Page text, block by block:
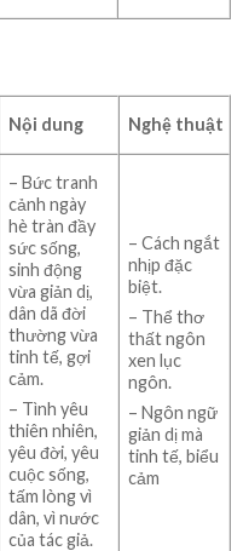
Nội dung Nghệ thuật
– Bức tranh
cảnh ngày
hè tràn đầy
sức sống,
sinh động
vừa giản dị,
dân dã đời
thường vừa
tinh tế, gợi
cảm.
– Tình yêu
thiên nhiên,
yêu đời, yêu
cuộc sống,
tấm lòng vì
dân, vì nước
của tác giả.
– Cách ngắt
nhịp đặc
biệt.
– Thể thơ
thất ngôn
xen lục
ngôn.
– Ngôn ngữ
giản dị mà
tinh tế, biểu
cảm